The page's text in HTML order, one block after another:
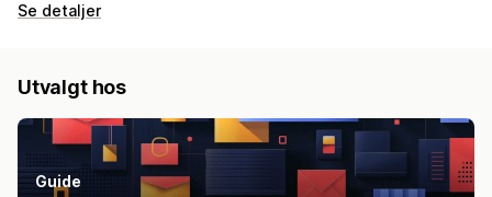
Se detaljer
Utvalgt hos
Guide